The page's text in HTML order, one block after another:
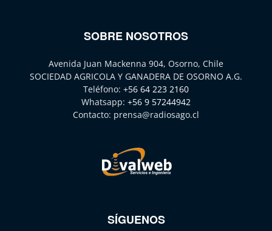
SOBRE NOSOTROS
Avenida Juan Mackenna 904, Osorno, Chile
SOCIEDAD AGRICOLA Y GANADERA DE OSORNO A.G.
Teléfono: +56 64 223 2160
Whatsapp: +56 9 57244942
Contacto: prensa@radiosago.cl
SÍGUENOS